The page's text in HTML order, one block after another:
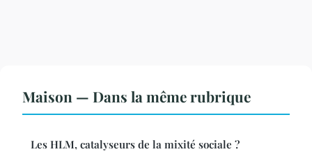
Maison — Dans la même rubrique
Les HLM, catalyseurs de la mixité sociale ?